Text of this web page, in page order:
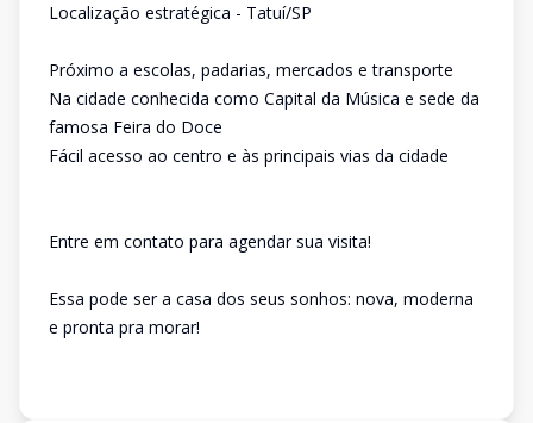
Localização estratégica - Tatuí/SP
Próximo a escolas, padarias, mercados e transporte
Na cidade conhecida como Capital da Música e sede da
famosa Feira do Doce
Fácil acesso ao centro e às principais vias da cidade
Entre em contato para agendar sua visita!
Essa pode ser a casa dos seus sonhos: nova, moderna
e pronta pra morar!